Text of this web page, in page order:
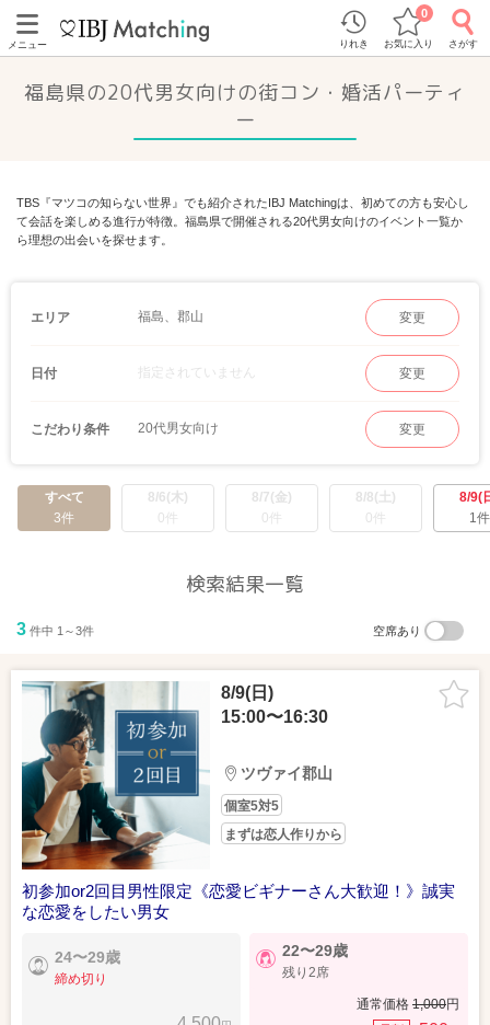
メニュー りれき お気に入り
0
さがす
福島県の20代男女向けの街コン・婚活パーティ
ー
TBS『マツコの知らない世界』でも紹介されたIBJ Matchingは、初めての方も安心し
て会話を楽しめる進行が特徴。福島県で開催される20代男女向けのイベント一覧か
ら理想の出会いを探せます。
エリア 福島、郡山 変更
日付 指定されていません 変更
こだわり条件 20代男女向け 変更
すべて
3件
8/6(木)
0件
8/7(金)
0件
8/8(土)
0件
8/9(
1件
検索結果一覧
3 件中 1～3件 空席あり
8/9(日)
15:00〜16:30
ツヴァイ郡山
個室5対5
まずは恋人作りから
初参加or2回目男性限定《恋愛ビギナーさん大歓迎！》誠実
な恋愛をしたい男女
24〜29歳
締め切り
22〜29歳
残り2席
通常価格 1,000円